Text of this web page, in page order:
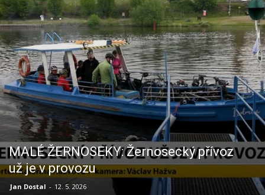
MALÉ ŽERNOSEKY: Žernosecký přívoz
už je v provozu
Jan Dostal - 12. 5. 2026